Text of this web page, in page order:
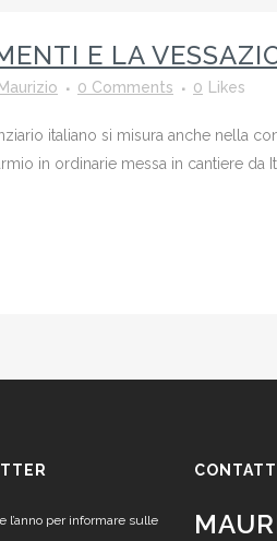
E LA
Maurizio 0 Comments 0 Likes
italiano si misura anche nella
in ordinarie messa in cantiere da
l’anno per informare sulle
CONTATTI